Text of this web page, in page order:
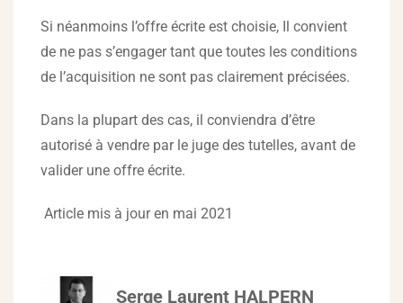
Si néanmoins l’offre écrite est choisie, Il convient
de ne pas s’engager tant que toutes les conditions
de l’acquisition ne sont pas clairement précisées.
Dans la plupart des cas, il conviendra d’être
autorisé à vendre par le juge des tutelles, avant de
valider une offre écrite.
Article mis à jour en mai 2021
Serge Laurent HALPERN